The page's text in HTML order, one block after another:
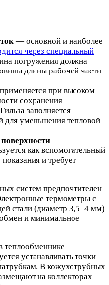
— основной и наиболее
через специальный
погружения должна
длины рабочей части
при высоком
сохранения
заполняется
для уменьшения тепловой
как вспомогательный
и требует
систем предпочтителен
термометры с
стали (диаметр 3,5–4 мм)
и минимальное
теплообменнике
устанавливать точки
В кожухотрубных
на коллекторах